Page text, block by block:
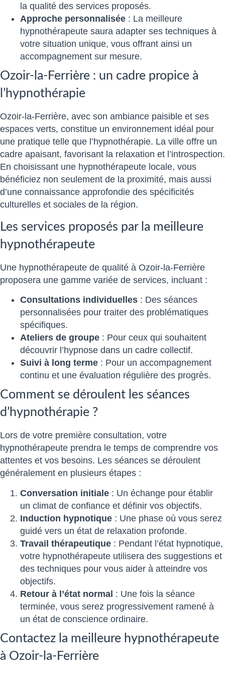
la qualité des services proposés.
Approche personnalisée : La meilleure
hypnothérapeute saura adapter ses techniques à
votre situation unique, vous offrant ainsi un
accompagnement sur mesure.
Ozoir-la-Ferrière : un cadre propice à
l’hypnothérapie
Ozoir-la-Ferrière, avec son ambiance paisible et ses
espaces verts, constitue un environnement idéal pour
une pratique telle que l’hypnothérapie. La ville offre un
cadre apaisant, favorisant la relaxation et l’introspection.
En choisissant une hypnothérapeute locale, vous
bénéficiez non seulement de la proximité, mais aussi
d’une connaissance approfondie des spécificités
culturelles et sociales de la région.
Les services proposés par la meilleure
hypnothérapeute
Une hypnothérapeute de qualité à Ozoir-la-Ferrière
proposera une gamme variée de services, incluant :
Consultations individuelles : Des séances
personnalisées pour traiter des problématiques
spécifiques.
Ateliers de groupe : Pour ceux qui souhaitent
découvrir l’hypnose dans un cadre collectif.
Suivi à long terme : Pour un accompagnement
continu et une évaluation régulière des progrès.
Comment se déroulent les séances
d’hypnothérapie ?
Lors de votre première consultation, votre
hypnothérapeute prendra le temps de comprendre vos
attentes et vos besoins. Les séances se déroulent
généralement en plusieurs étapes :
Conversation initiale : Un échange pour établir
un climat de confiance et définir vos objectifs.
Induction hypnotique : Une phase où vous serez
guidé vers un état de relaxation profonde.
Travail thérapeutique : Pendant l’état hypnotique,
votre hypnothérapeute utilisera des suggestions et
des techniques pour vous aider à atteindre vos
objectifs.
Retour à l’état normal : Une fois la séance
terminée, vous serez progressivement ramené à
un état de conscience ordinaire.
Contactez la meilleure hypnothérapeute
à Ozoir-la-Ferrière